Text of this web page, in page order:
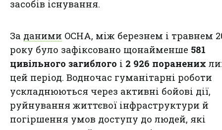
засобів існування.
За даними OCHA, між березнем і травнем
року було зафіксовано щонайменше 581
цивільного загиблого і 2 926 поранених
цей період. Водночас гуманітарні роботи
ускладнюються через активні бойові дії,
руйнування життєвої інфраструктури й
погіршення умов доступу до людей, які